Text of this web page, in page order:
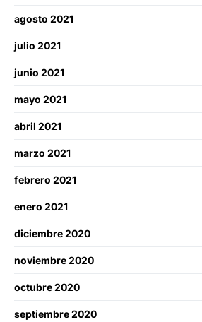
agosto 2021
julio 2021
junio 2021
mayo 2021
abril 2021
marzo 2021
febrero 2021
enero 2021
diciembre 2020
noviembre 2020
octubre 2020
septiembre 2020